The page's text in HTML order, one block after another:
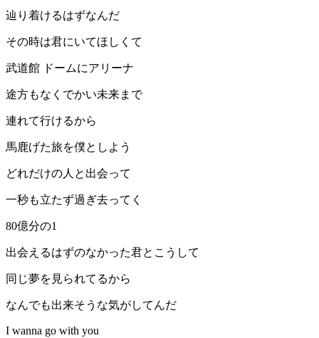
辿り着けるはずなんだ
その時は君にいてほしくて
武道館 ドームにアリーナ
途方もなくでかい未来まで
連れて行けるから
馬鹿げた旅を僕としよう
どれだけの人と出会って
一秒も立たず過ぎ去ってく
80億分の1
出会えるはずのなかった君とこうして
同じ夢を見られてるから
なんでも出来そうな気がしてんだ
I wanna go with you